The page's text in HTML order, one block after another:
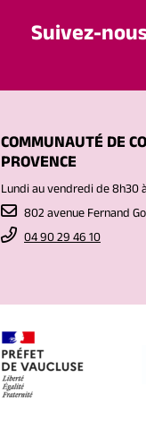
Suivez-
COMMUNAUTÉ DE
PROVENCE
Lundi au vendredi de 8h30
802 avenue Fernand
04 90 29 46 10